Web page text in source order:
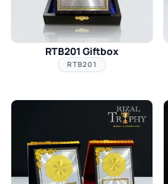
RTB201 Giftbox
RTB201